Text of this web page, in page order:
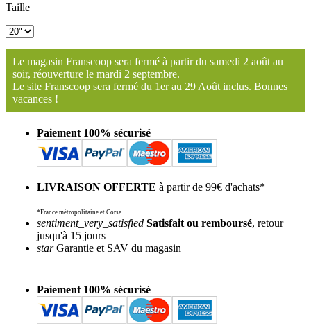
Taille
Le magasin Franscoop sera fermé à partir du samedi 2 août au
soir, réouverture le mardi 2 septembre.
Le site Franscoop sera fermé du 1er au 29 Août inclus. Bonnes
vacances !
Paiement 100% sécurisé
LIVRAISON OFFERTE à partir de 99€ d'achats*
*France métropolitaine et Corse
sentiment_very_satisfied Satisfait ou remboursé, retour
jusqu'à 15 jours
starGarantie et SAV du magasin
Paiement 100% sécurisé